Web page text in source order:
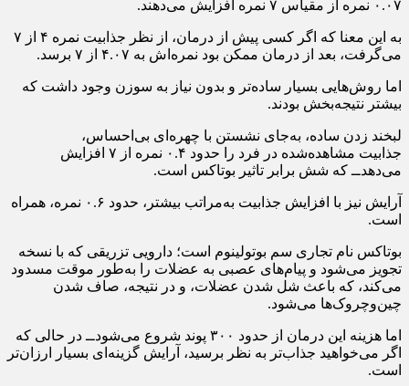
۰.۰۷ نمره از مقیاس ۷ نمره افزایش می‌دهند.
به این معنا که اگر کسی پیش از درمان، از نظر جذابیت نمره ۴ از ۷
می‌گرفت، بعد از درمان ممکن بود نمره‌اش به ۴.۰۷ از ۷ برسد.
اما روش‌هایی بسیار ساده‌تر و بدون نیاز به سوزن وجود داشت که
بیشتر نتیجه‌بخش‌ بودند.
لبخند زدن ساده، به‌جای نشستن با چهره‌ای بی‌احساس،
جذابیت مشاهده‌شده در فرد را حدود ۰.۴ نمره از ۷ افزایش
می‌دهد‌ــ که شش برابر تاثیر بوتاکس است.
آرایش نیز با افزایش جذابیت به‌مراتب بیشتر، حدود ۰.۶ نمره، همراه
است.
بوتاکس نام تجاری سم بوتولینوم است؛ دارویی تزریقی که با نسخه‌
تجویز می‌شود و پیام‌های عصبی به عضلات را به‌طور موقت مسدود
می‌کند، که باعث شل شدن عضلات، و در نتیجه، صاف شدن
چین‌وچروک‌ها می‌شود.
اما هزینه این درمان‌ از حدود ۳۰۰ پوند شروع می‌شود‌ــ در حالی که
اگر می‌خواهید جذاب‌تر به نظر برسید، آرایش گزینه‌ای بسیار ارزان‌تر
است.